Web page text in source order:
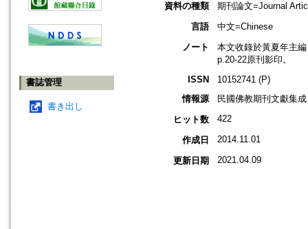
書誌管理
書き出し
資料の種類
期刊論文=Journal
言語
中文=Chinese
ノート
本文收錄於黃夏年主
p.20-22原刊影印。
ISSN
10152741 (P)
情報源
民國佛教期刊文獻集
ヒット数
422
作成日 2014.11.01
更新日期 2021.04.09